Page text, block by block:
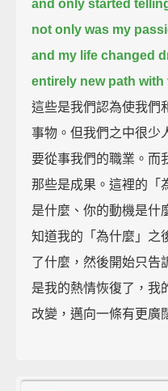
and only started
not only was my
and my life changed
entirely new path
這些是我們認為使我們
事物。但我們之中很少
要從事我們的職業。而
那些是成果。這裡的「
是什麼、你的動機是什
知道我的「為什麼」之
了什麼，然後開始只告
是我的熱情恢復了，我
改變，邁向一條有更廣